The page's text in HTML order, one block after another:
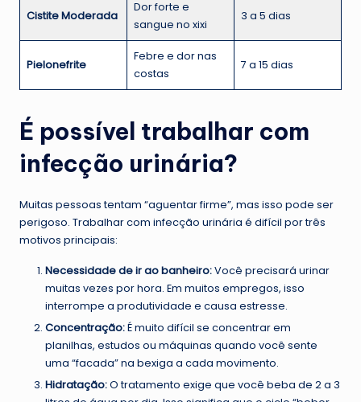
Cistite Moderada
Dor forte e
sangue no xixi
3 a 5 dias
Pielonefrite
Febre e dor nas
costas
7 a 15 dias
É possível trabalhar com
infecção urinária?
Muitas pessoas tentam “aguentar firme”, mas isso pode ser
perigoso. Trabalhar com infecção urinária é difícil por três
motivos principais:
Necessidade de ir ao banheiro:Você precisará urinar
muitas vezes por hora. Em muitos empregos, isso
interrompe a produtividade e causa estresse.
Concentração:É muito difícil se concentrar em
planilhas, estudos ou máquinas quando você sente
uma “facada” na bexiga a cada movimento.
Hidratação:O tratamento exige que você beba de 2 a 3